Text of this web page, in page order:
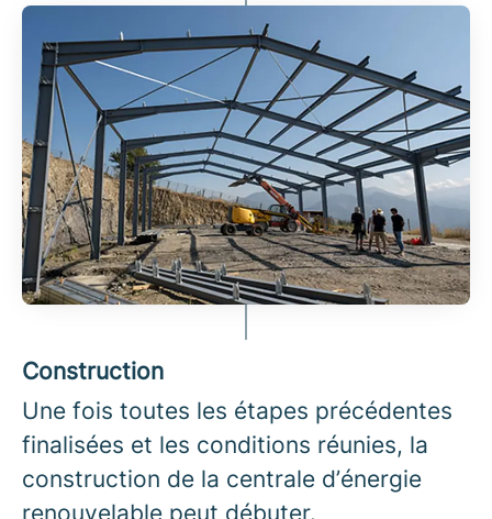
Construction
Une fois toutes les étapes précédentes
finalisées et les conditions réunies, la
construction de la centrale d’énergie
renouvelable peut débuter.